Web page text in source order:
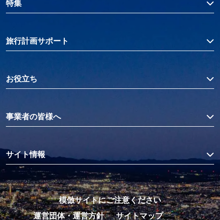
特集
旅行計画サポート
お役立ち
事業者の皆様へ
サイト情報
模倣サイトにご注意ください
運営団体・運営方針
サイトマップ